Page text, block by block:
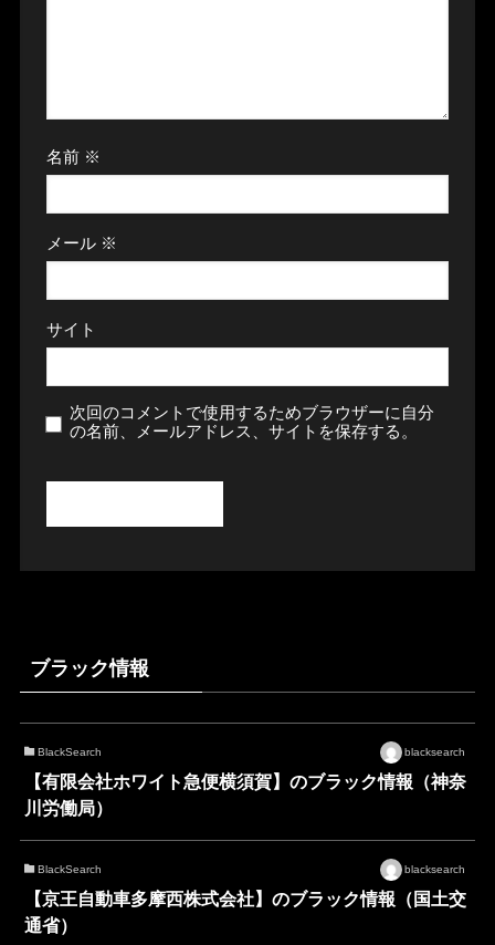
名前 ※
メール ※
サイト
次回のコメントで使用するためブラウザーに自分
の名前、メールアドレス、サイトを保存する。
ブラック情報
BlackSearch blacksearch
【有限会社ホワイト急便横須賀】のブラック情報（神奈
川労働局）
BlackSearch blacksearch
【京王自動車多摩西株式会社】のブラック情報（国土交
通省）